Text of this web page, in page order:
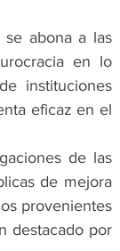
abona a las
en lo
instituciones
eficaz en el
de las
de mejora
provenientes
destacado por